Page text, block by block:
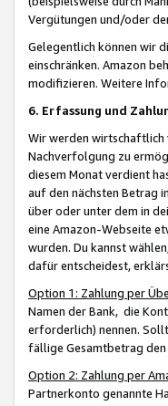
Vergütungen und/oder
Gelegentlich können wir
einschränken. Amazon
modifizieren. Weitere
6. Erfassung und
Wir werden wirtschaftlich
Nachverfolgung zu
diesem Monat verdient
auf den nächsten Betrag
über oder unter dem in
eine Amazon-Webseite
wurden. Du kannst
dafür entscheidest,
Option 1: Zahlung per
Namen der Bank, die
erforderlich) nennen.
fällige Gesamtbetrag den
Option 2: Zahlung per
Partnerkonto genannte